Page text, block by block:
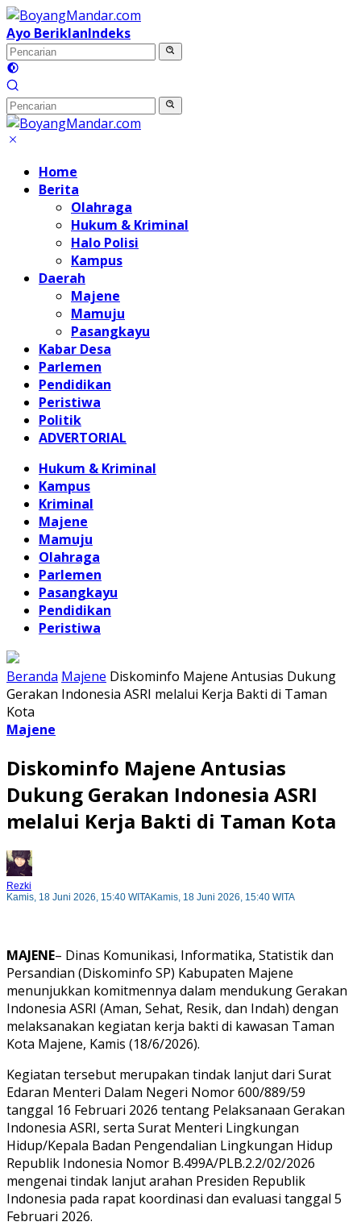
Langsung
ke
konten
Ayo BeriklanIndeks
Home
Berita
Olahraga
Hukum & Kriminal
Halo Polisi
Kampus
Daerah
Majene
Mamuju
Pasangkayu
Kabar Desa
Parlemen
Pendidikan
Peristiwa
Politik
ADVERTORIAL
Hukum & Kriminal
Kampus
Kriminal
Majene
Mamuju
Olahraga
Parlemen
Pasangkayu
Pendidikan
Peristiwa
Beranda Majene Diskominfo Majene Antusias Dukung
Gerakan Indonesia ASRI melalui Kerja Bakti di Taman
Kota
Majene
Diskominfo Majene Antusias
Dukung Gerakan Indonesia ASRI
melalui Kerja Bakti di Taman Kota
Rezki
Kamis, 18 Juni 2026, 15:40 WITAKamis, 18 Juni 2026, 15:40 WITA
MAJENE– Dinas Komunikasi, Informatika, Statistik dan
Persandian (Diskominfo SP) Kabupaten Majene
menunjukkan komitmennya dalam mendukung Gerakan
Indonesia ASRI (Aman, Sehat, Resik, dan Indah) dengan
melaksanakan kegiatan kerja bakti di kawasan Taman
Kota Majene, Kamis (18/6/2026).
Kegiatan tersebut merupakan tindak lanjut dari Surat
Edaran Menteri Dalam Negeri Nomor 600/889/59
tanggal 16 Februari 2026 tentang Pelaksanaan Gerakan
Indonesia ASRI, serta Surat Menteri Lingkungan
Hidup/Kepala Badan Pengendalian Lingkungan Hidup
Republik Indonesia Nomor B.499A/PLB.2.2/02/2026
mengenai tindak lanjut arahan Presiden Republik
Indonesia pada rapat koordinasi dan evaluasi tanggal 5
Februari 2026.